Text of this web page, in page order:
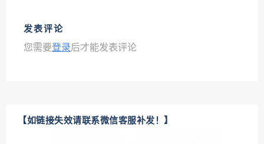
发表评论
您需要登录后才能发表评论
【如链接失效请联系微信客服补发！】